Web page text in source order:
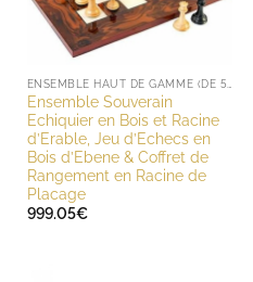
Ensemble Souverain
Echiquier en Bois et Racine
d’Erable, Jeu d’Echecs en
Bois d’Ebene & Coffret de
Rangement en Racine de
Placage
999.05€